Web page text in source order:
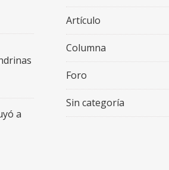
a
Artículo
Columna
Foro
Sin categoría